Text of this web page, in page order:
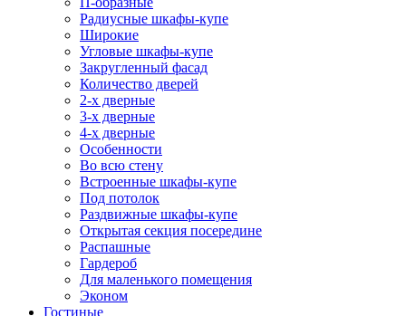
Радиусные шкафы-купе
Широкие
Угловые шкафы-купе
Закругленный фасад
Количество дверей
2-х дверные
3-х дверные
4-х дверные
Особенности
Во всю стену
Встроенные шкафы-купе
Под потолок
Раздвижные шкафы-купе
Открытая секция посередине
Распашные
Гардероб
Для маленького помещения
Эконом
Гостиные